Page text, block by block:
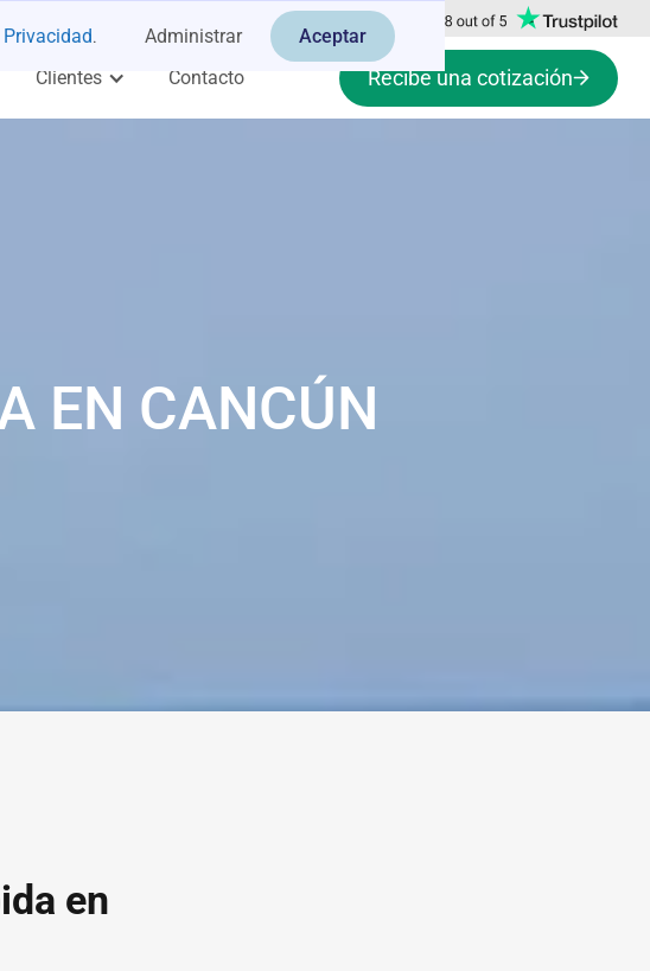
. Administrar Aceptar
Clientes Contacto Recibe una cotización
EN CANCÚN
en